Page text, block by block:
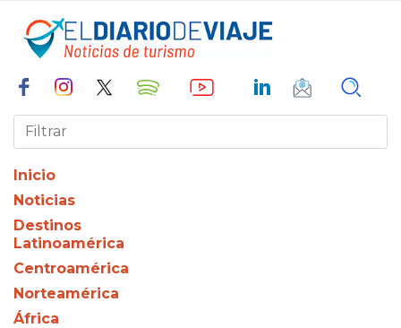
Inicio
Noticias
Destinos
Latinoamérica
Centroamérica
Norteamérica
África